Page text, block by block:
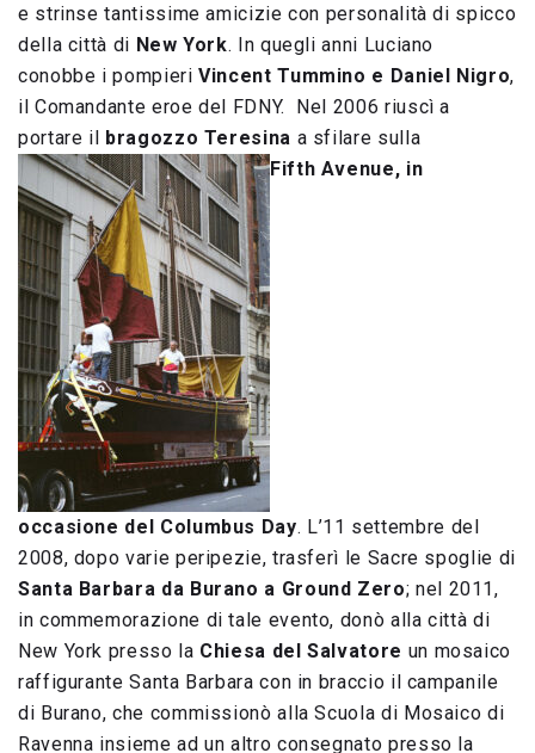
e strinse tantissime amicizie con personalità di spicco
della città di New York. In quegli anni Luciano
conobbe i pompieriVincent Tummino e Daniel Nigro,
il Comandante eroe del FDNY. Nel 2006 riuscì a
portare il bragozzo Teresina a sfilare sulla
Fifth Avenue, in
occasione del Columbus Day. L’11 settembre del
2008, dopo varie peripezie, trasferì le Sacre spoglie di
Santa Barbara da Burano a Ground Zero; nel 2011,
in commemorazione di tale evento, donò alla città di
New York presso la Chiesa del Salvatore un mosaico
raffigurante Santa Barbara con in braccio il campanile
di Burano, che commissionò alla Scuola di Mosaico di
Ravenna insieme ad un altro consegnato presso la